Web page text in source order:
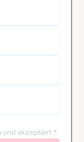
und akzeptiert *